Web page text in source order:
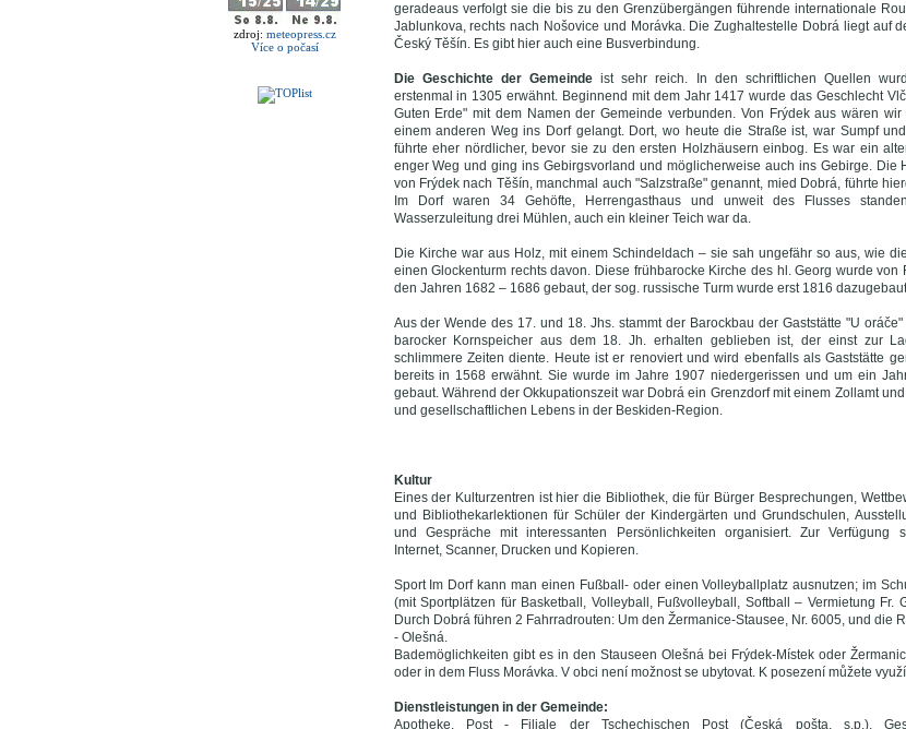
zdroj: meteopress.cz
Více o počasí
geradeaus verfolgt sie die bis zu den Grenzübergängen führende internationale
Jablunkova, rechts nach Nošovice und Morávka. Die Zughaltestelle Dobrá liegt auf
Český Těšín. Es gibt hier auch eine Busverbindung.
Die Geschichte der Gemeindeist sehr reich. In den schriftlichen Quellen
erstenmal in 1305 erwähnt. Beginnend mit dem Jahr 1417 wurde das Geschlecht
Guten Erde" mit dem Namen der Gemeinde verbunden. Von Frýdek aus wären
einem anderen Weg ins Dorf gelangt. Dort, wo heute die Straße ist, war Sumpf
führte eher nördlicher, bevor sie zu den ersten Holzhäusern einbog. Es war ein
enger Weg und ging ins Gebirgsvorland und möglicherweise auch ins Gebirge. Die
von Frýdek nach Těšín, manchmal auch "Salzstraße" genannt, mied Dobrá, führte
Im Dorf waren 34 Gehöfte, Herrengasthaus und unweit des Flusses
Wasserzuleitung drei Mühlen, auch ein kleiner Teich war da.
Die Kirche war aus Holz, mit einem Schindeldach – sie sah ungefähr so aus, wie
einen Glockenturm rechts davon. Diese frühbarocke Kirche des hl. Georg wurde von
den Jahren 1682 – 1686 gebaut, der sog. russische Turm wurde erst 1816
Aus der Wende des 17. und 18. Jhs. stammt der Barockbau der Gaststätte "U
barocker Kornspeicher aus dem 18. Jh. erhalten geblieben ist, der einst zur
schlimmere Zeiten diente. Heute ist er renoviert und wird ebenfalls als Gaststätte
bereits in 1568 erwähnt. Sie wurde im Jahre 1907 niedergerissen und um ein
gebaut. Während der Okkupationszeit war Dobrá ein Grenzdorf mit einem Zollamt
und gesellschaftlichen Lebens in der Beskiden-Region.
Kultur
Eines der Kulturzentren ist hier die Bibliothek, die für Bürger Besprechungen,
und Bibliothekarlektionen für Schüler der Kindergärten und Grundschulen,
und Gespräche mit interessanten Persönlichkeiten organisiert. Zur Verfügung
Internet, Scanner, Drucken und Kopieren.
Sport Im Dorf kann man einen Fußball- oder einen Volleyballplatz ausnutzen; im
(mit Sportplätzen für Basketball, Volleyball, Fußvolleyball, Softball – Vermietung Fr.
Durch Dobrá führen 2 Fahrradrouten: Um den Žermanice-Stausee, Nr. 6005, und die
- Olešná.
Bademöglichkeiten gibt es in den Stauseen Olešná bei Frýdek-Místek oder
oder in dem Fluss Morávka. V obci není možnost se ubytovat. K posezení můžete
Dienstleistungen in der Gemeinde:
Apotheke, Post - Filiale der Tschechischen Post (Česká pošta, s.p.),